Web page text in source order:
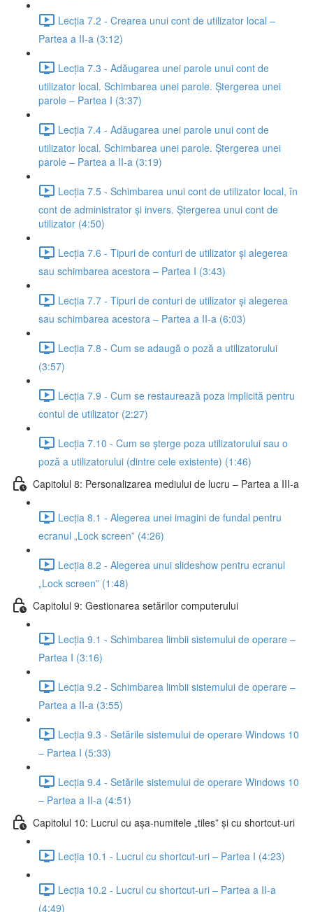
Lecția 7.2 - Crearea unui cont de utilizator local –
Partea a II-a (3:12)
Lecția 7.3 - Adăugarea unei parole unui cont de
utilizator local. Schimbarea unei parole. Ștergerea unei
parole – Partea I (3:37)
Lecția 7.4 - Adăugarea unei parole unui cont de
utilizator local. Schimbarea unei parole. Ștergerea unei
parole – Partea a II-a (3:19)
Lecția 7.5 - Schimbarea unui cont de utilizator local, în
cont de administrator și invers. Ștergerea unui cont de
utilizator (4:50)
Lecția 7.6 - Tipuri de conturi de utilizator și alegerea
sau schimbarea acestora – Partea I (3:43)
Lecția 7.7 - Tipuri de conturi de utilizator și alegerea
sau schimbarea acestora – Partea a II-a (6:03)
Lecția 7.8 - Cum se adaugă o poză a utilizatorului
(3:57)
Lecția 7.9 - Cum se restaurează poza implicită pentru
contul de utilizator (2:27)
Lecția 7.10 - Cum se șterge poza utilizatorului sau o
poză a utilizatorului (dintre cele existente) (1:46)
Capitolul 8: Personalizarea mediului de lucru – Partea a III-a
Lecția 8.1 - Alegerea unei imagini de fundal pentru
ecranul „Lock screen” (4:26)
Lecția 8.2 - Alegerea unui slideshow pentru ecranul
„Lock screen” (1:48)
Capitolul 9: Gestionarea setărilor computerului
Lecția 9.1 - Schimbarea limbii sistemului de operare –
Partea I (3:16)
Lecția 9.2 - Schimbarea limbii sistemului de operare –
Partea a II-a (3:55)
Lecția 9.3 - Setările sistemului de operare Windows 10
– Partea I (5:33)
Lecția 9.4 - Setările sistemului de operare Windows 10
– Partea a II-a (4:51)
Capitolul 10: Lucrul cu așa-numitele „tiles” și cu shortcut-uri
Lecția 10.1 - Lucrul cu shortcut-uri – Partea I (4:23)
Lecția 10.2 - Lucrul cu shortcut-uri – Partea a II-a
(4:49)